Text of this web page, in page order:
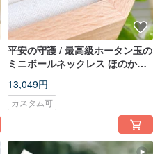
平安の守護 / 最高級ホータン玉の
ミニボールネックレス ほのかな
13,049円
カスタム可